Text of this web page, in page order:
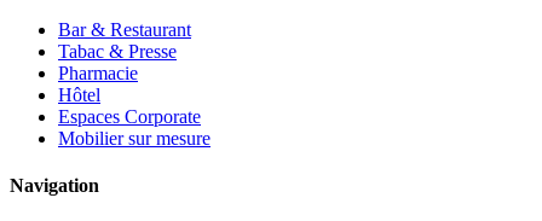
Bar & Restaurant
Tabac & Presse
Pharmacie
Hôtel
Espaces Corporate
Mobilier sur mesure
Navigation